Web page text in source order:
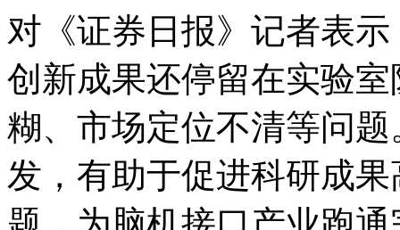
对《证券日报》记者表
创新成果还停留在实验
糊、市场定位不清等问
发，有助于促进科研成